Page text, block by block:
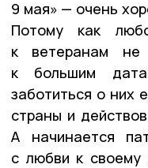
9 мая» — очень
Потому как
к ветеранам не
к большим
заботиться о них
страны и
А начинается
с любви к своему